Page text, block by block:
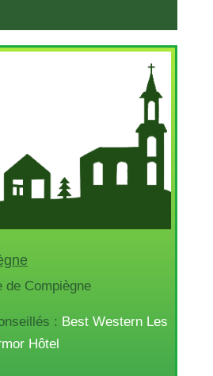
de Compiègne
: Best Western Les
Hôtel